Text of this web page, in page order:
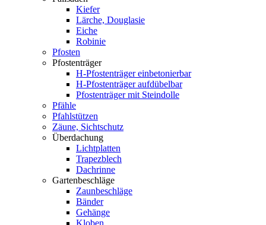
Kiefer
Lärche, Douglasie
Eiche
Robinie
Pfosten
Pfostenträger
H-Pfostenträger einbetonierbar
H-Pfostenträger aufdübelbar
Pfostenträger mit Steindolle
Pfähle
Pfahlstützen
Zäune, Sichtschutz
Überdachung
Lichtplatten
Trapezblech
Dachrinne
Gartenbeschläge
Zaunbeschläge
Bänder
Gehänge
Kloben